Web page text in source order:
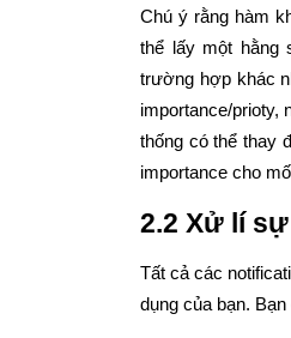
Chú ý rằng hàm
thể lấy một hằng
trường hợp khác
importance/prioty,
thống có thể thay
importance cho
2.2 Xử lí
Tất cả các
dụng của bạn.